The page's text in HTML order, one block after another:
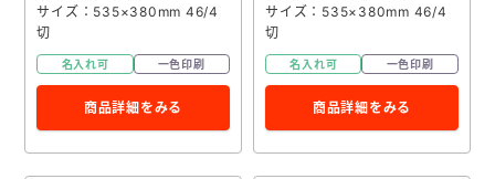
サイズ：535×380mm 46/4
切
名入れ可 一色印刷
商品詳細をみる
サイズ：535×380mm 46/4
切
名入れ可 一色印刷
商品詳細をみる